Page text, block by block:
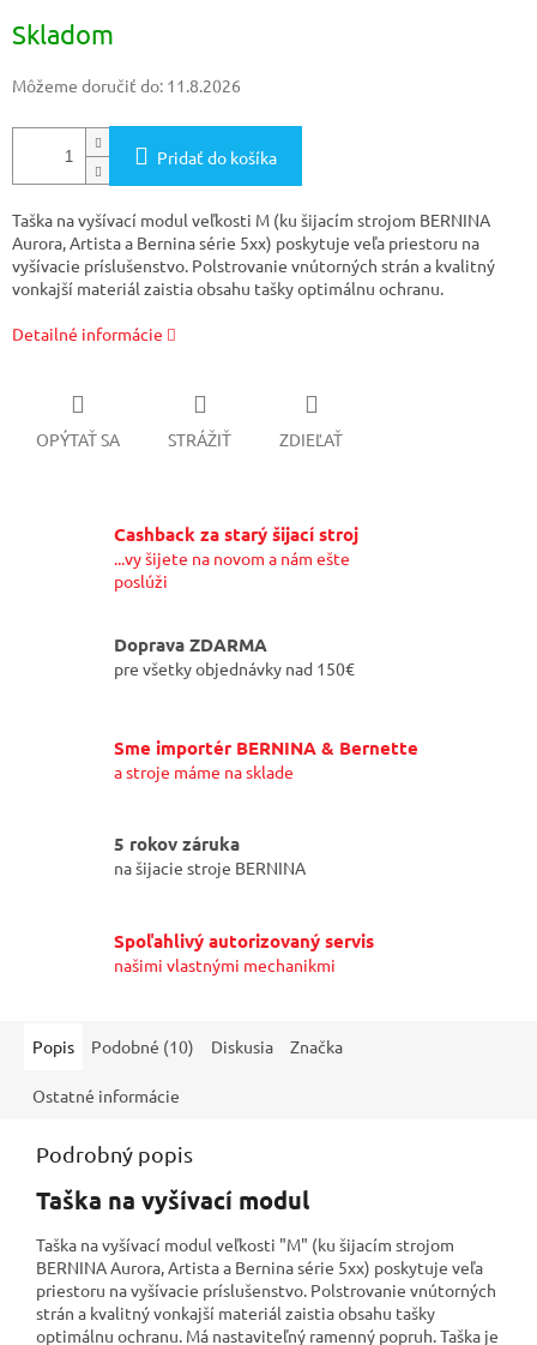
cena:
Skladom
Môžeme doručiť do: 11.8.2026
Pridať do košíka
Taška na vyšívací modul veľkosti M (ku šijacím strojom BERNINA
Aurora, Artista a Bernina série 5xx) poskytuje veľa priestoru na
vyšívacie príslušenstvo. Polstrovanie vnútorných strán a kvalitný
vonkajší materiál zaistia obsahu tašky optimálnu ochranu.
Detailné informácie
OPÝTAŤ SA STRÁŽIŤ ZDIEĽAŤ
Cashback za starý šijací stroj
...vy šijete na novom a nám ešte
poslúži
Doprava ZDARMA
pre všetky objednávky nad 150€
Sme importér BERNINA & Bernette
a stroje máme na sklade
5 rokov záruka
na šijacie stroje BERNINA
Spoľahlivý autorizovaný servis
našimi vlastnými mechanikmi
Popis Podobné (10) Diskusia Značka
Ostatné informácie
Podrobný popis
Taška na vyšívací modul
Taška na vyšívací modul veľkosti "M" (ku šijacím strojom
BERNINA Aurora, Artista a Bernina série 5xx) poskytuje veľa
priestoru na vyšívacie príslušenstvo. Polstrovanie vnútorných
strán a kvalitný vonkajší materiál zaistia obsahu tašky
optimálnu ochranu. Má nastaviteľný ramenný popruh. Taška je